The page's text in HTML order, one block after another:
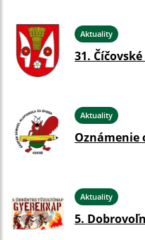
Aktuality
31.
Aktuality
Oznámenie
Aktuality
5.